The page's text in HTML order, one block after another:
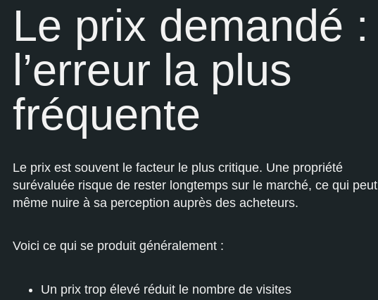
Le prix demandé :
l’erreur la plus
fréquente
Le prix est souvent le facteur le plus critique. Une propriété
surévaluée risque de rester longtemps sur le marché, ce qui peut
même nuire à sa perception auprès des acheteurs.
Voici ce qui se produit généralement :
Un prix trop élevé réduit le nombre de visites